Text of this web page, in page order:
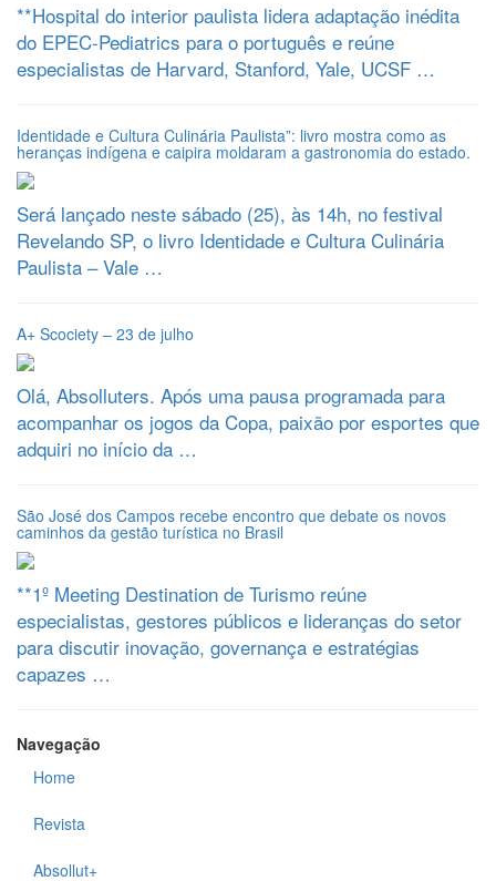
**Hospital do interior paulista lidera adaptação inédita
do EPEC-Pediatrics para o português e reúne
especialistas de Harvard, Stanford, Yale, UCSF …
Identidade e Cultura Culinária Paulista”: livro mostra como as
heranças indígena e caipira moldaram a gastronomia do estado.
Será lançado neste sábado (25), às 14h, no festival
Revelando SP, o livro Identidade e Cultura Culinária
Paulista – Vale …
A+ Scociety – 23 de julho
Olá, Absolluters. Após uma pausa programada para
acompanhar os jogos da Copa, paixão por esportes que
adquiri no início da …
São José dos Campos recebe encontro que debate os novos
caminhos da gestão turística no Brasil
**1º Meeting Destination de Turismo reúne
especialistas, gestores públicos e lideranças do setor
para discutir inovação, governança e estratégias
capazes …
Navegação
Home
Revista
Absollut+